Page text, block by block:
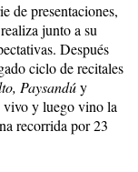
de presentaciones,
realiza junto a su
Después
ciclo de recitales
Paysandúy
vivo y luego vino la
recorrida por 23